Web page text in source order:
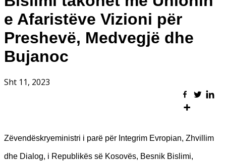
e Afaristëve Vizioni për
Preshevë, Medvegjë dhe
Bujanoc
Sht 11, 2023
Zëvendëskryeministri i parë për Integrim Evropian, Zhvillim
dhe Dialog, i Republikës së Kosovës, Besnik Bislimi,